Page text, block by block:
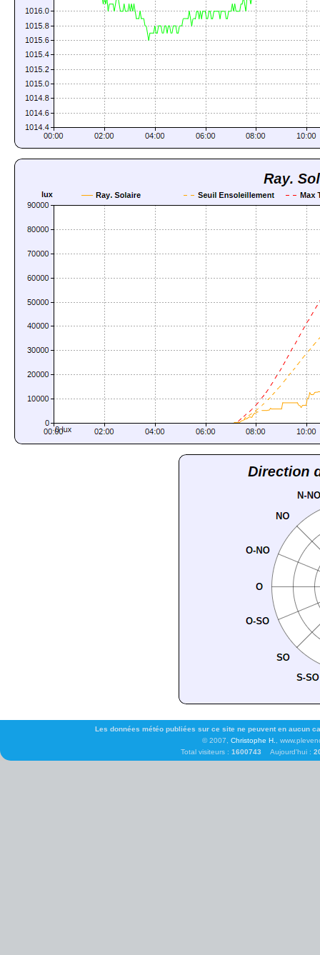
Les données météo publiées sur ce site ne peuvent en aucun
© 2007,Christophe H.,
Total visiteurs : 1600743 Aujourd'hui :